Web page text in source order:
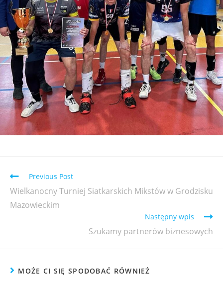
Previous Post
Wielkanocny Turniej Siatkarskich Mikstów w Grodzisku
Mazowieckim
Następny wpis
Szukamy partnerów biznesowych
MOŻE CI SIĘ SPODOBAĆ RÓWNIEŻ